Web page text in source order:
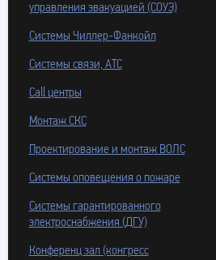
управления эвакуацией (СОУЭ)
Системы Чиллер-Фанкойл
Системы связи, АТС
Call центры
Монтаж СКС
Проектирование и монтаж ВОЛС
Системы оповещения о пожаре
Системы гарантированного
электроснабжения (ДГУ)
Конференц зал (конгресс